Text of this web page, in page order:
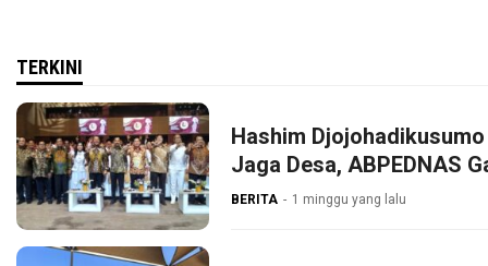
TERKINI
Hashim
Jaga Desa, ABPEDNAS
BERITA 1 minggu yang lalu